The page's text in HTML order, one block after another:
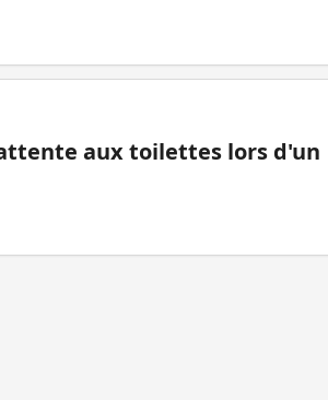
aux toilettes lors d'un